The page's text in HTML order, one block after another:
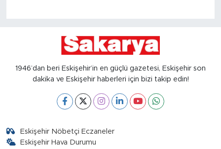
1946’dan beri Eskişehir’in en güçlü gazetesi, Eskişehir son
dakika ve Eskişehir haberleri için bizi takip edin!
Eskişehir Nöbetçi Eczaneler
Eskişehir Hava Durumu